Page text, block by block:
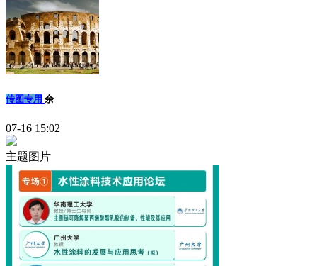
传图专用 余
07-16 15:02
主题图片